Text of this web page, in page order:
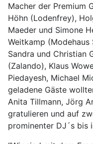
Macher der Premium
Höhn (Lodenfrey),
Maeder und Simone
Weitkamp (Modehaus
Sandra und Christian
(Zalando), Klaus
Piedayesh, Michael
geladene Gäste
Anita Tillmann, Jörg
gratulieren und auf
prominenter DJ´s bis